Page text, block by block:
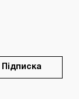
Підписка